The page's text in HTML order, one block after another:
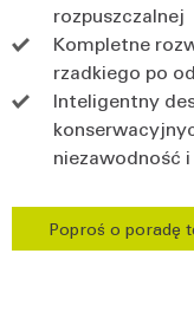
rozpuszczalnej
Kompletne
rzadkiego po
Inteligentny
niezawodność i
Poproś o poradę